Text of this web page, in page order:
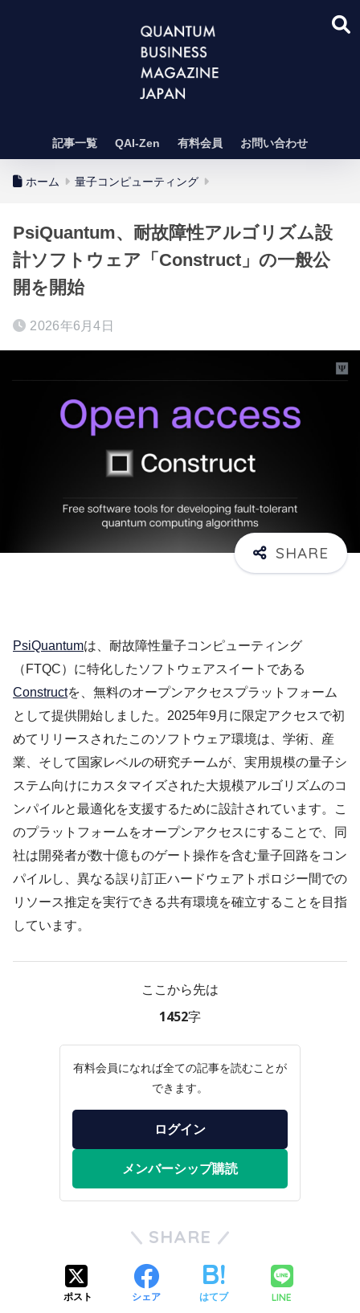
記事一覧 QAI-Zen 有料会員 お問い合わせ
ホーム 量子コンピューティング
PsiQuantum、耐故障性アルゴリズム設
計ソフトウェア「Construct」の一般公
開を開始
2026年6月4日
PsiQuantumは、耐故障性量子コンピューティング
（FTQC）に特化したソフトウェアスイートである
Constructを、無料のオープンアクセスプラットフォーム
として提供開始しました。2025年9月に限定アクセスで初
めてリリースされたこのソフトウェア環境は、学術、産
業、そして国家レベルの研究チームが、実用規模の量子シ
ステム向けにカスタマイズされた大規模アルゴリズムのコ
ンパイルと最適化を支援するために設計されています。こ
のプラットフォームをオープンアクセスにすることで、同
社は開発者が数十億ものゲート操作を含む量子回路をコン
パイルし、異なる誤り訂正ハードウェアトポロジー間での
リソース推定を実行できる共有環境を確立することを目指
しています。
ここから先は
1452字
有料会員になれば全ての記事を読むことが
できます。
ログイン
メンバーシップ購読
SHARE
ポスト シェア はてブ LINE